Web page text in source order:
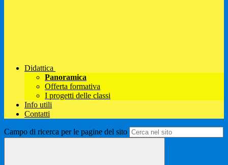
Didattica
Panoramica
Offerta formativa
I progetti delle classi
Info utili
Contatti
Campo di ricerca per le pagine del sito